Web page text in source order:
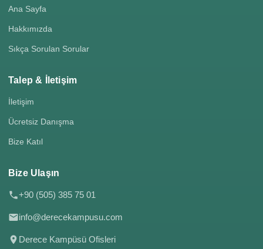
Ana Sayfa
Hakkımızda
Sıkça Sorulan Sorular
Talep & İletişim
İletişim
Ücretsiz Danışma
Bize Katıl
Bize Ulaşın
+90 (505) 385 75 01
info@derecekampusu.com
Derece Kampüsü Ofisleri